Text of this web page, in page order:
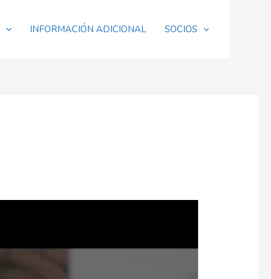
INFORMACIÓN ADICIONAL SOCIOS